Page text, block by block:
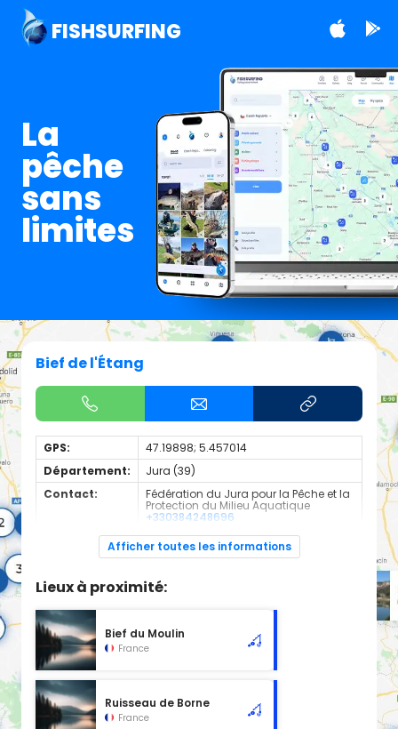
FISHSURFING
La
pêche
sans
limites
Bief de l'Étang
GPS:
47.19898; 5.457014
Département:
Jura (39)
Contact:
Fédération du Jura pour la Pêche et la
Protection du Milieu Aquatique
+330384248696
Espèces de
Carnassier, carpe, poisson blanc
catégorie piscicole à cet emplacement.
Afficher toutes les informations
Lieux à proximité:
Bief du Moulin
France
Ruisseau de Borne
France